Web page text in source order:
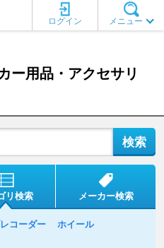
メニュー
ログイン
カー用品・アクセサリ
リ検索 メーカー検索
コーダー
ホイール